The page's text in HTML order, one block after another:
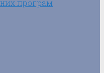
програм